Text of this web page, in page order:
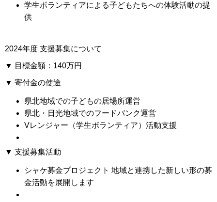
学生ボランティアによる子どもたちへの体験活動の提
供
2024年度 支援募集について
▼ 目標金額：140万円
▼ 寄付金の使途
県北地域での子どもの居場所運営
県北・日光地域でのフードバンク運営
Vレンジャー（学生ボランティア）活動支援
▼ 支援募集活動
シャケ募金プロジェクト 地域と連携した新しい形の募
金活動を展開します